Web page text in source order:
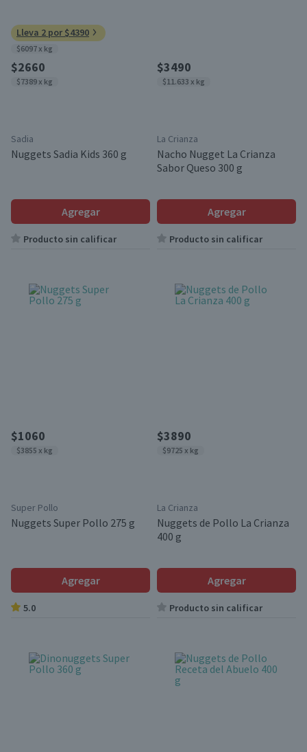
Lleva 2 por $4390
$6097 x kg
$2660
$7389 x kg
Sadia
Nuggets Sadia Kids 360 g
Agregar
Producto sin calificar
$3490
$11.633 x kg
La Crianza
Nacho Nugget La Crianza
Sabor Queso 300 g
Agregar
Producto sin calificar
$1060
$3855 x kg
Super Pollo
Nuggets Super Pollo 275 g
Agregar
5.0
$3890
$9725 x kg
La Crianza
Nuggets de Pollo La Crianza
400 g
Agregar
Producto sin calificar